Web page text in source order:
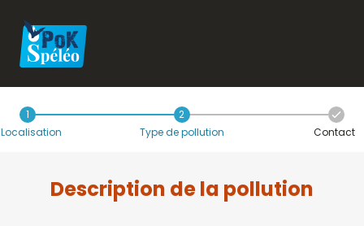
1
Localisation
2
Type de pollution
Contact
Description de la pollution